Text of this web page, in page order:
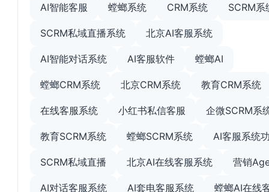
AI智能客服 螳螂系统 CRM系统 SCRM系
SCRM私域直播系统 北京AI客服系统
AI智能对话系统 AI客服软件 螳螂AI
螳螂CRM系统 北京CRM系统 教育CRM系统
在线客服系统 小红书私信客服 企微SCRM系
教育SCRM系统 螳螂SCRM系统 AI客服系统
SCRM私域直播 北京AI在线客服系统 营销
AI对话客服系统 AI套电客服系统 螳螂AI在线